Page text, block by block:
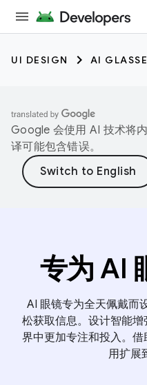
UI DESIGN AI
Google 会使用 AI 技术将
译可能包含错误。
专为 AI
AI 眼镜专为全天佩戴而
松获取信息。设计智能
界中更加专注和投入。
用扩展